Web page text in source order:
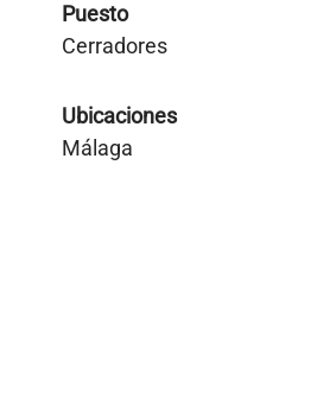
Puesto
Cerradores
Ubicaciones
Málaga